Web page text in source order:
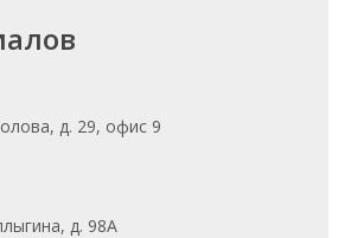
д. 29, офис 9
д. 98А